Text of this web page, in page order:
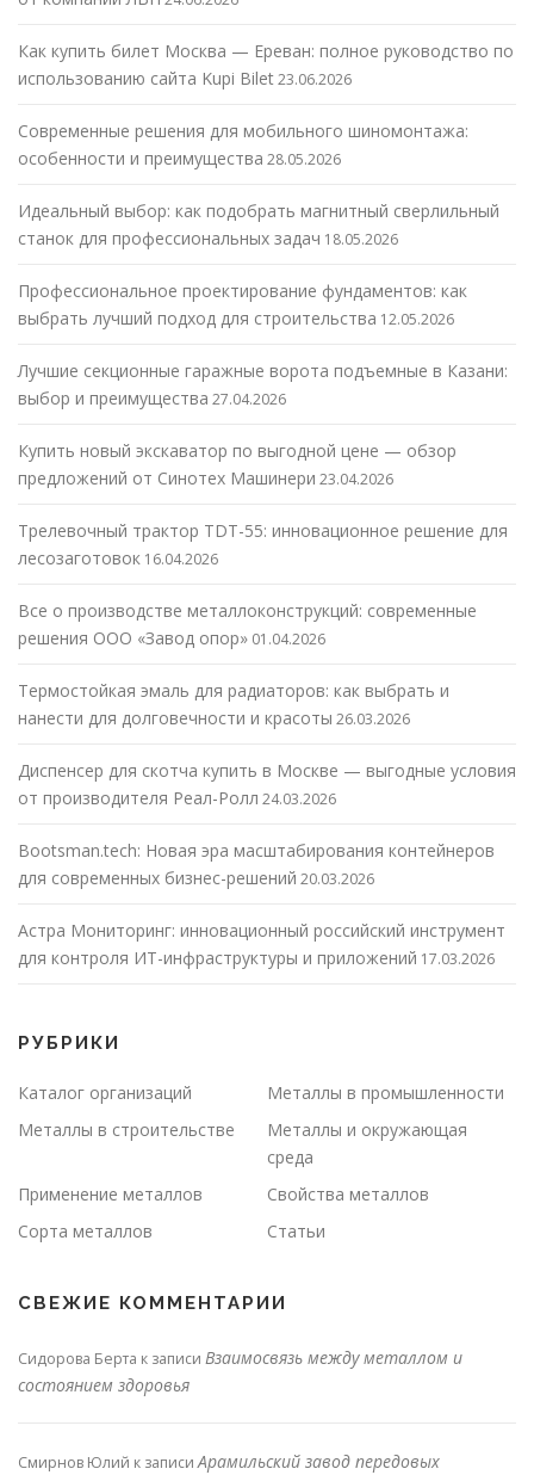
Как купить билет Москва — Ереван: полное руководство по
использованию сайта Kupi Bilet23.06.2026
Современные решения для мобильного шиномонтажа:
особенности и преимущества 28.05.2026
Идеальный выбор: как подобрать магнитный сверлильный
станок для профессиональных задач 18.05.2026
Профессиональное проектирование фундаментов: как
выбрать лучший подход для строительства 12.05.2026
Лучшие секционные гаражные ворота подъемные в Казани:
выбор и преимущества 27.04.2026
Купить новый экскаватор по выгодной цене — обзор
предложений от Синотех Машинери 23.04.2026
Трелевочный трактор TDT-55: инновационное решение для
лесозаготовок 16.04.2026
Все о производстве металлоконструкций: современные
решения ООО «Завод опор» 01.04.2026
Термостойкая эмаль для радиаторов: как выбрать и
нанести для долговечности и красоты 26.03.2026
Диспенсер для скотча купить в Москве — выгодные условия
от производителя Реал-Ролл 24.03.2026
Bootsman.tech: Новая эра масштабирования контейнеров
для современных бизнес-решений 20.03.2026
Астра Мониторинг: инновационный российский инструмент
для контроля ИТ-инфраструктуры и приложений 17.03.2026
РУБРИКИ
Каталог организаций
Металлы в промышленности
Металлы в строительстве
Металлы и окружающая
среда
Применение металлов
Свойства металлов
Сорта металлов
Статьи
СВЕЖИЕ КОММЕНТАРИИ
Сидорова Берта к записи Взаимосвязь между металлом и
состоянием здоровья
Смирнов Юлий к записиАрамильский завод передовых